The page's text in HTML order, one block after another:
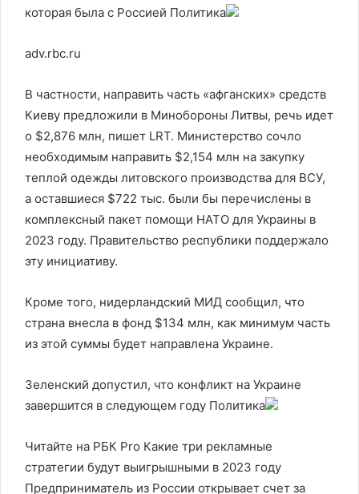
которая была с Россией Политика
adv.rbc.ru
В частности, направить часть «афганских» средств
Киеву предложили в Минобороны Литвы, речь идет
о $2,876 млн, пишет LRT. Министерство сочло
необходимым направить $2,154 млн на закупку
теплой одежды литовского производства для ВСУ,
а оставшиеся $722 тыс. были бы перечислены в
комплексный пакет помощи НАТО для Украины в
2023 году. Правительство республики поддержало
эту инициативу.
Кроме того, нидерландский МИД сообщил, что
страна внесла в фонд $134 млн, как минимум часть
из этой суммы будет направлена Украине.
Зеленский допустил, что конфликт на Украине
завершится в следующем году Политика
Читайте на РБК Pro Какие три рекламные
стратегии будут выигрышными в 2023 году
Предприниматель из России открывает счет за